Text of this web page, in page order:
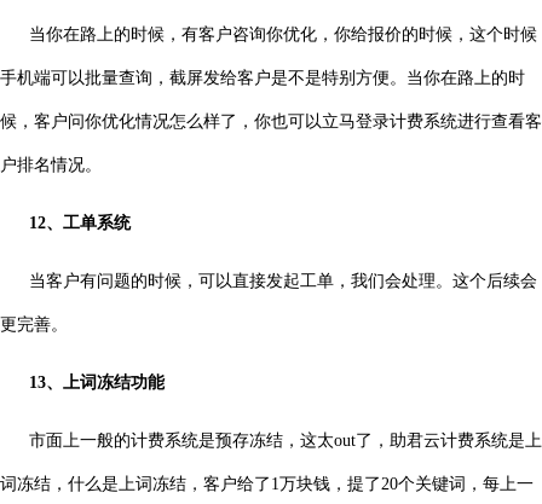
当你在路上的时候，有客户咨询你优化，你给报价的时候，这个时候
手机端可以批量查询，截屏发给客户是不是特别方便。当你在路上的时
候，客户问你优化情况怎么样了，你也可以立马登录计费系统进行查看客
户排名情况。
12、工单系统
当客户有问题的时候，可以直接发起工单，我们会处理。这个后续会
更完善。
13、上词冻结功能
市面上一般的计费系统是预存冻结，这太out了，助君云计费系统是上
词冻结，什么是上词冻结，客户给了1万块钱，提了20个关键词，每上一